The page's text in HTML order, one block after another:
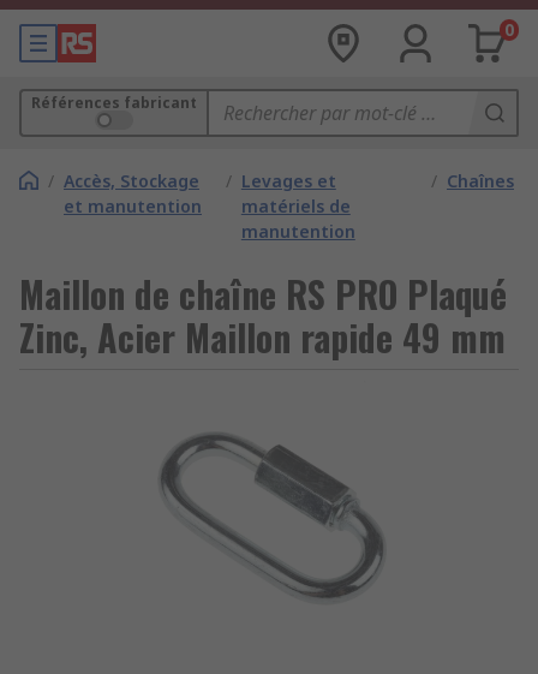
0
Références fabricant
/ Accès, Stockage
et manutention
/ Levages et
matériels de
manutention
/ Chaînes
Maillon de chaîne RS PRO Plaqué
Zinc, Acier Maillon rapide 49 mm